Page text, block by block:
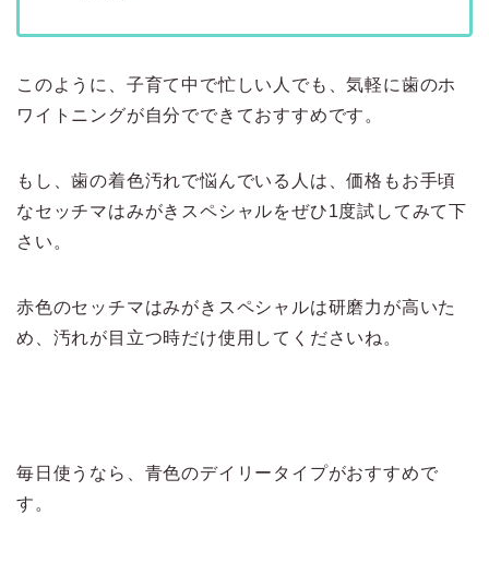
このように、子育て中で忙しい人でも、気軽に歯のホ
ワイトニングが自分でできておすすめです。
もし、歯の着色汚れで悩んでいる人は、価格もお手頃
なセッチマはみがきスペシャルをぜひ1度試してみて下
さい。
赤色のセッチマはみがきスペシャルは研磨力が高いた
め、汚れが目立つ時だけ使用してくださいね。
毎日使うなら、青色のデイリータイプがおすすめで
す。